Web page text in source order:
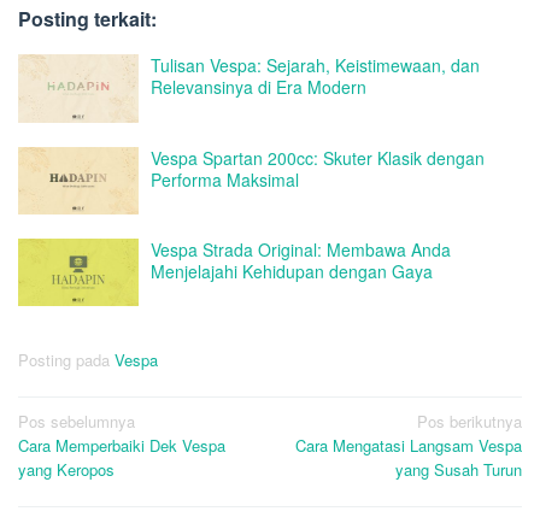
Posting terkait:
Tulisan Vespa: Sejarah, Keistimewaan, dan
Relevansinya di Era Modern
Vespa Spartan 200cc: Skuter Klasik dengan
Performa Maksimal
Vespa Strada Original: Membawa Anda
Menjelajahi Kehidupan dengan Gaya
Posting pada Vespa
Navigasi
pos
Pos sebelumnya
Cara Memperbaiki Dek Vespa
yang Keropos
Pos berikutnya
Cara Mengatasi Langsam Vespa
yang Susah Turun